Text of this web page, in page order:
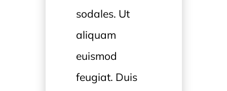
sodales. Ut
aliquam
euismod
feugiat. Duis